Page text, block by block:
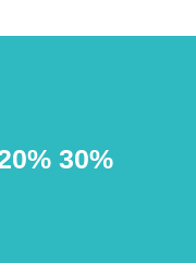
30%